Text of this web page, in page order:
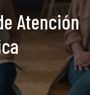
Atención